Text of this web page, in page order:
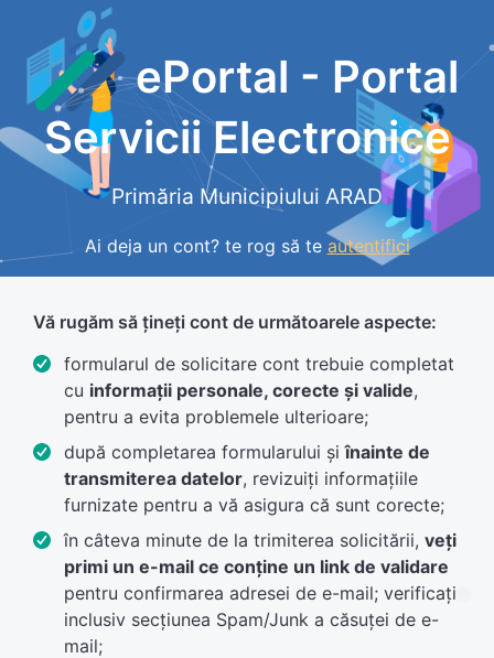
ePortal - Portal
Servicii Electronice
Primăria Municipiului ARAD
Ai deja un cont? te rog să te autentifici
Vă rugăm să țineți cont de următoarele aspecte:
formularul de solicitare cont trebuie completat
cu informații personale, corecte și valide,
pentru a evita problemele ulterioare;
după completarea formularului șiînainte de
transmiterea datelor, revizuiți informațiile
furnizate pentru a vă asigura că sunt corecte;
în câteva minute de la trimiterea solicitării, veți
primi un e-mail ce conține un link de validare
pentru confirmarea adresei de e-mail; verificați
inclusiv secțiunea Spam/Junk a căsuței de e-
mail;